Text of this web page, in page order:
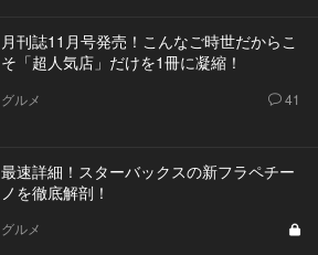
月刊誌11月号発売！こんなご時世だからこ
そ「超人気店」だけを1冊に凝縮！
グルメ 41
最速詳細！スターバックスの新フラペチー
ノを徹底解剖！
グルメ